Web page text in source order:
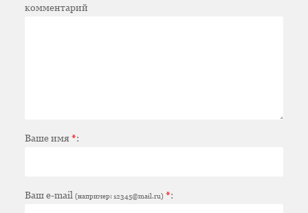
комментарий
Ваше имя*:
Ваш e-mail (например: 12345@mail.ru) *: